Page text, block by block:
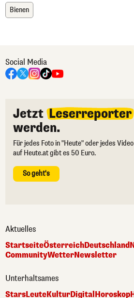
Bienen
Social Media
Jetzt Leserreporter
werden.
Für jedes Foto in "Heute" oder jedes Video
auf Heute.at gibt es 50 Euro.
So geht's
Aktuelles
StartseiteÖsterreichDeutschland
CommunityWetterNewsletter
Unterhaltsames
StarsLeuteKulturDigital Horoskop